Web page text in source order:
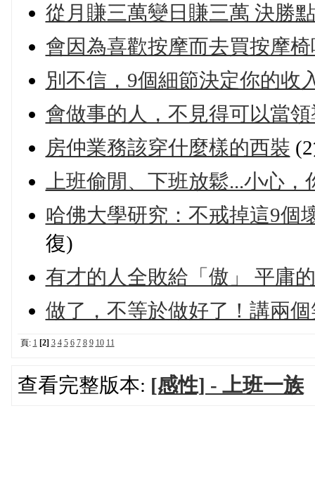
從月賺三萬變日賺三萬 決勝
會因為喜歡按摩而去買按摩椅
別不信，9個細節決定你的收
會做事的人，不見得可以當
房仲業務該穿什麼樣的西裝
上班偷閒、下班放鬆...小心
哈佛大學研究：不戒掉這9個
復)
有才的人全敗給「傲」 平庸
做了，不等於做好了！講兩
頁: 1 [2] 3 4 5 6 7 8 9 10 11
查看完整版本: [感性] - 上班一族